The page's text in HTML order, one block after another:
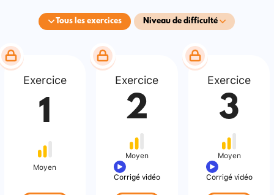
Tous les exercices Niveau de difficulté
Exercice
1
Moyen
Exercice
2
Moyen
Corrigé vidéo
Exercice
3
Moyen
Corrigé vidéo